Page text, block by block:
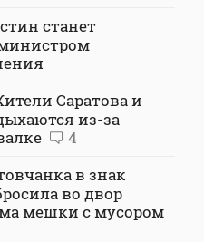
станет
Саратова и
из-за
4
в знак
во двор
мешки с мусором